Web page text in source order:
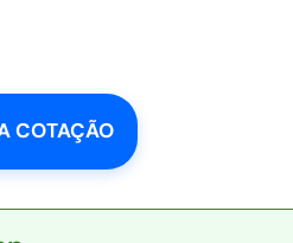
COTAÇÃO